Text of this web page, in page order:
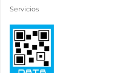
Servicios